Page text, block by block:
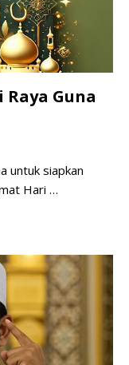
Guna
untuk siapkan
Hari …